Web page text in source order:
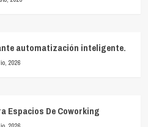
automatización inteligente.
2026
Espacios De Coworking